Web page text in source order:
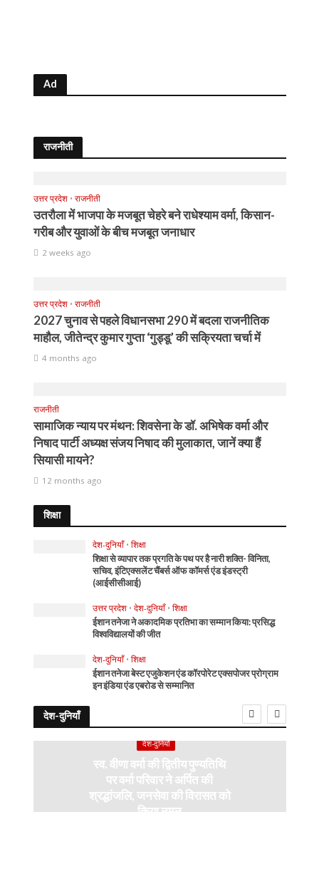
Ad
राजनीती
उत्तर प्रदेश • राजनीती
उतरौला में भाजपा के मजबूत चेहरे बने राधेश्याम वर्मा, किसान-
गरीब और युवाओं के बीच मजबूत जनाधार
2 weeks ago
उत्तर प्रदेश • राजनीती
2027 चुनाव से पहले विधानसभा 290 में बदला राजनीतिक
माहौल, जीतेन्द्र कुमार गुप्ता ‘गुड्डू’ की सक्रियता चर्चा में
4 months ago
राजनीती
सामाजिक न्याय पर मंथन: शिवसेना के डॉ. अभिषेक वर्मा और
निषाद पार्टी अध्यक्ष संजय निषाद की मुलाकात, जानें क्या हैं
सियासी मायने?
12 months ago
शिक्षा
देश-दुनियाँ • शिक्षा
शिक्षा से व्यापार तक प्रगति के पथ पर है नारी शक्ति- विनिता,
सचिव, इंटिएक्सलेंट चैंबर्स ऑफ कॉमर्स एंड इंडस्ट्री
(आईसीसीआई)
उत्तर प्रदेश • देश-दुनियाँ • शिक्षा
ईशान तनेजा ने अकादमिक प्रतिभा का सम्मान किया: प्रसिद्ध
विश्वविद्यालयों की जीत
देश-दुनियाँ • शिक्षा
ईशान तनेजा बेस्ट एजुकेशन एंड कॉरपोरेट एक्सपोजर प्रोग्राम
इन इंडिया एंड एबरोड से सम्मानित
देश-दुनियाँ
देश-दुनियाँ
स्व. वीणा वर्मा की द्वितीय पुण्यतिथि
पर वर्मा परिवार ने अर्पित की
श्रद्धांजलि, जनसेवा की विरासत को
किया नमन